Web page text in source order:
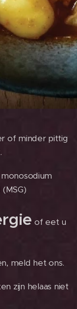
of minder pittig
of eet u
meld het ons.
zijn helaas niet